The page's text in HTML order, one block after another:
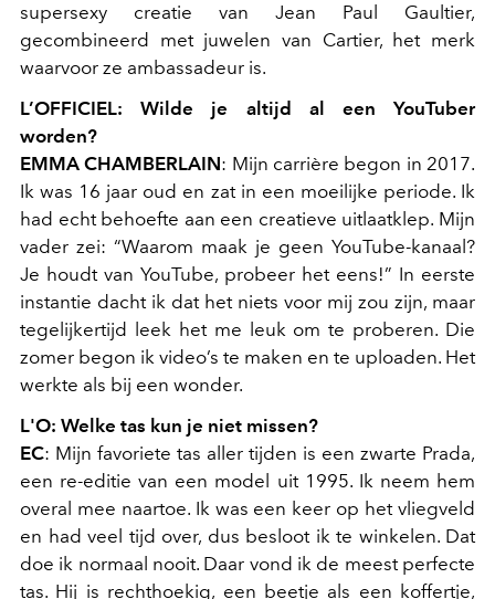
supersexy creatie van Jean Paul Gaultier,
gecombineerd met juwelen van Cartier, het merk
waarvoor ze ambassadeur is.
L’OFFICIEL: Wilde je altijd al een YouTuber
worden?
EMMA CHAMBERLAIN: Mijn carrière begon in 2017.
Ik was 16 jaar oud en zat in een moeilijke periode. Ik
had echt behoefte aan een creatieve uitlaatklep. Mijn
vader zei: “Waarom maak je geen YouTube-kanaal?
Je houdt van YouTube, probeer het eens!” In eerste
instantie dacht ik dat het niets voor mij zou zijn, maar
tegelijkertijd leek het me leuk om te proberen. Die
zomer begon ik video’s te maken en te uploaden. Het
werkte als bij een wonder.
L'O: Welke tas kun je niet missen?
EC: Mijn favoriete tas aller tijden is een zwarte Prada,
een re-editie van een model uit 1995. Ik neem hem
overal mee naartoe. Ik was een keer op het vliegveld
en had veel tijd over, dus besloot ik te winkelen. Dat
doe ik normaal nooit. Daar vond ik de meest perfecte
tas. Hij is rechthoekig, een beetje als een koffertje,